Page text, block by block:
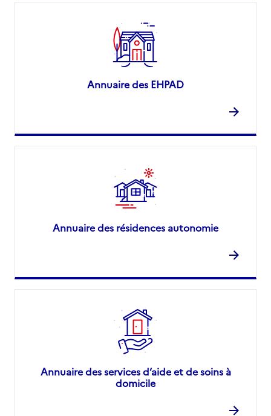
Annuaire des EHPAD
Annuaire des résidences autonomie
Annuaire des services d’aide et de soins à
domicile